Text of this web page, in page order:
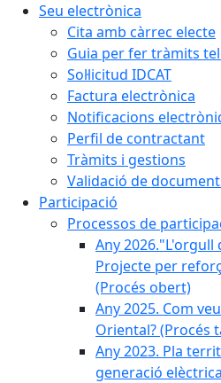
Seu electrònica
Cita amb càrrec electe
Guia per fer tràmits
Sol·licitud IDCAT
Factura electrònica
Notificacions
Perfil de contractant
Tràmits i gestions
Validació de
Participació
Processos de
Any 2026."L'orgull
Projecte per
(Procés obert)
Any 2025. Com
Oriental? (Procés
Any 2023. Pla
generació